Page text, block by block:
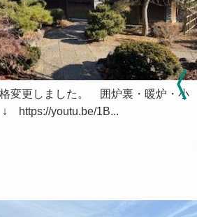
変更しました。 囲炉裏・暖炉・小
https://youtu.be/1B...